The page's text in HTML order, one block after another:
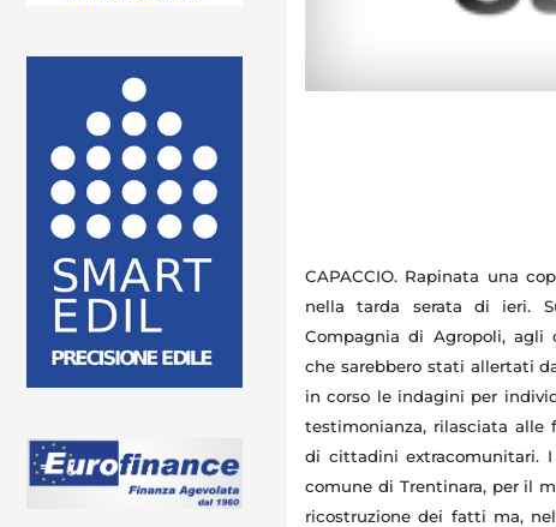
CAPACCIO. Rapinata una
nella tarda serata di ieri.
Compagnia di Agropoli, agli
che sarebbero stati allertati
in corso le indagini per
testimonianza, rilasciata alle
di cittadini extracomunitari.
comune di Trentinara, per il
ricostruzione dei fatti ma,